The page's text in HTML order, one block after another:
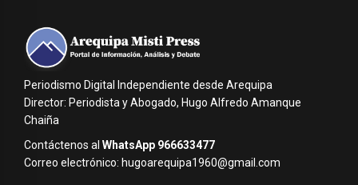
Periodismo Digital Independiente desde Arequipa
Director: Periodista y Abogado, Hugo Alfredo Amanque
Chaiña
Contáctenos al WhatsApp 966633477
Correo electrónico: hugoarequipa1960@gmail.com